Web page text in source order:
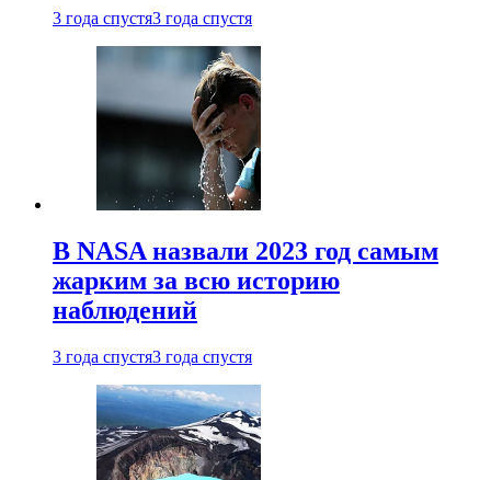
3 года спустя3 года спустя
В NASA назвали 2023 год самым
жарким за всю историю
наблюдений
3 года спустя3 года спустя